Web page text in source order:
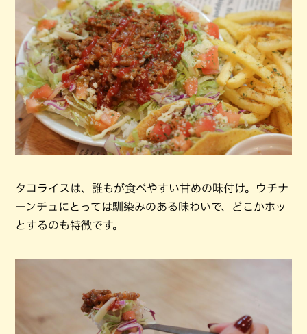
タコライスは、誰もが食べやすい甘めの味付け。ウチナ
ーンチュにとっては馴染みのある味わいで、どこかホッ
とするのも特徴です。